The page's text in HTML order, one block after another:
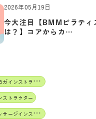
2026年05月19日
今大注目【BMMピラティ
は？】コアからカ…
J
AHA認定ベビーヨガ＆ママヨガインストラクター
ストラクター
J
AHA認定ベビーチャクラマッサージインストラクター